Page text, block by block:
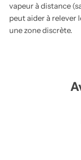
vapeur à distance
peut aider à relever
une zone discrète.